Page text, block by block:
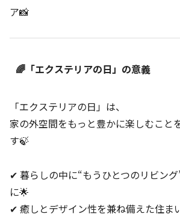
ア📸
🌈「エクステリアの日」の意義
「エクステリアの日」は、
家の外空間をもっと豊かに楽しむこと
す🍃
✔ 暮らしの中に“もうひとつのリビン
に🌟
✔ 癒しとデザイン性を兼ね備えた住ま